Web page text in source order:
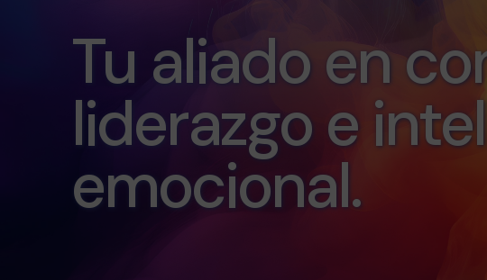
Tu aliado en
liderazgo e
emocional.